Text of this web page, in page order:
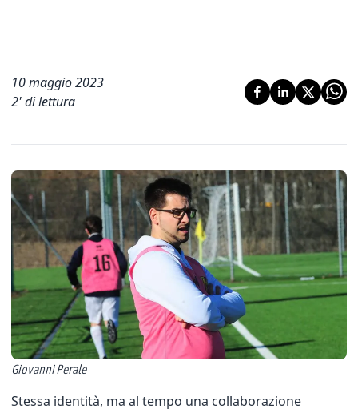
10 maggio 2023
2' di lettura
Giovanni Perale
Stessa identità, ma al tempo una collaborazione